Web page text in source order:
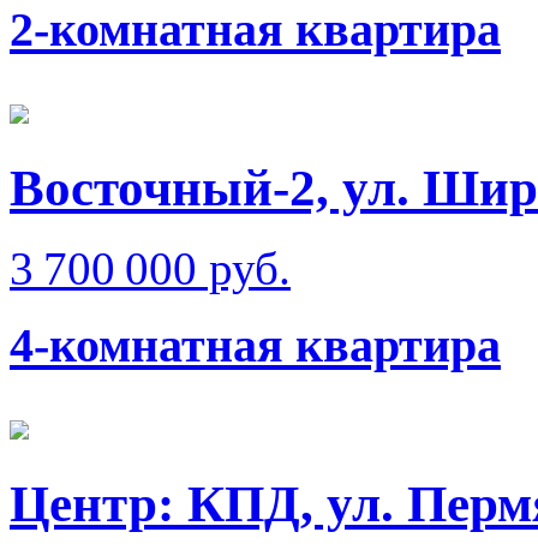
2-комнатная квартира
Восточный-2, ул.
3 700 000 руб.
4-комнатная квартира
Центр: КПД, ул.